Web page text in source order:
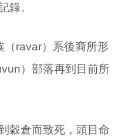
錄。
ravar）系後裔所形
）部落再到目前所
穀倉而致死，頭目命